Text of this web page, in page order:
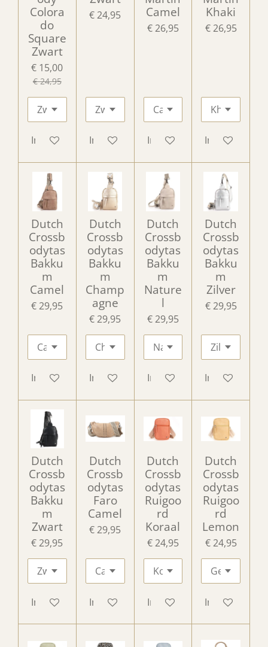
Colora
do
Square
Zwart
€ 15,00
€ 24,95
In winkelwagen
€ 24,95
In winkelwagen
Camel
€ 26,95
In winkelwagen
Khaki
€ 26,95
In
Dutch
Crossb
odytas
Bakku
m
Camel
€ 29,95
In winkelwagen
Dutch
Crossb
odytas
Bakku
m
Champ
agne
€ 29,95
In winkelwagen
Dutch
Crossb
odytas
Bakku
m
Nature
l
€ 29,95
In winkelwagen
Dutch
Crossb
odytas
Bakku
m
Zilver
€ 29,95
In
Dutch
Crossb
odytas
Bakku
m
Zwart
€ 29,95
In winkelwagen
Dutch
Crossb
odytas
Faro
Camel
€ 29,95
In winkelwagen
Dutch
Crossb
odytas
Ruigoo
rd
Koraal
€ 24,95
In winkelwagen
Dutch
Crossb
odytas
Ruigoo
rd
Lemon
€ 24,95
In